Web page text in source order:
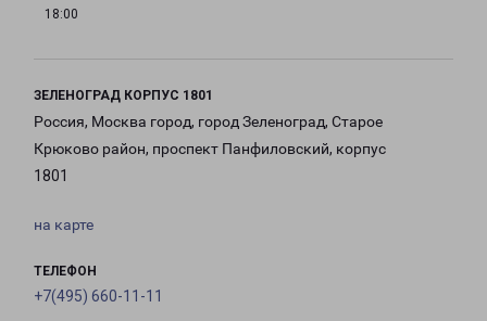
18:00
ЗЕЛЕНОГРАД КОРПУС 1801
Россия, Москва город, город Зеленоград, Старое
Крюково район, проспект Панфиловский, корпус
1801
на карте
ТЕЛЕФОН
+7(495) 660-11-11